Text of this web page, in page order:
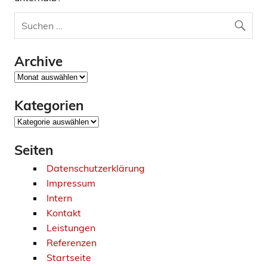
Archive
Archive
Kategorien
Kategorien
Seiten
Datenschutzerklärung
Impressum
Intern
Kontakt
Leistungen
Referenzen
Startseite